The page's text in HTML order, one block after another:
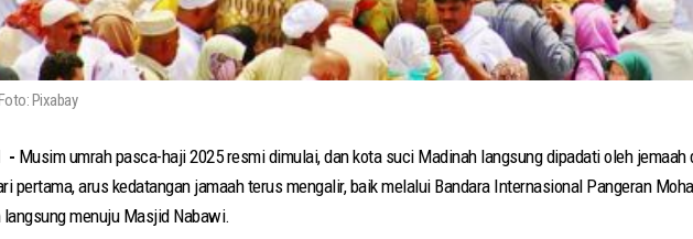
Pixabay
- Musim umrah pasca-haji 2025 resmi dimulai, dan kota suci Madinah langsung dipadati oleh jemaah
pertama, arus kedatangan jamaah terus mengalir, baik melalui Bandara Internasional Pangeran
langsung menuju Masjid Nabawi.